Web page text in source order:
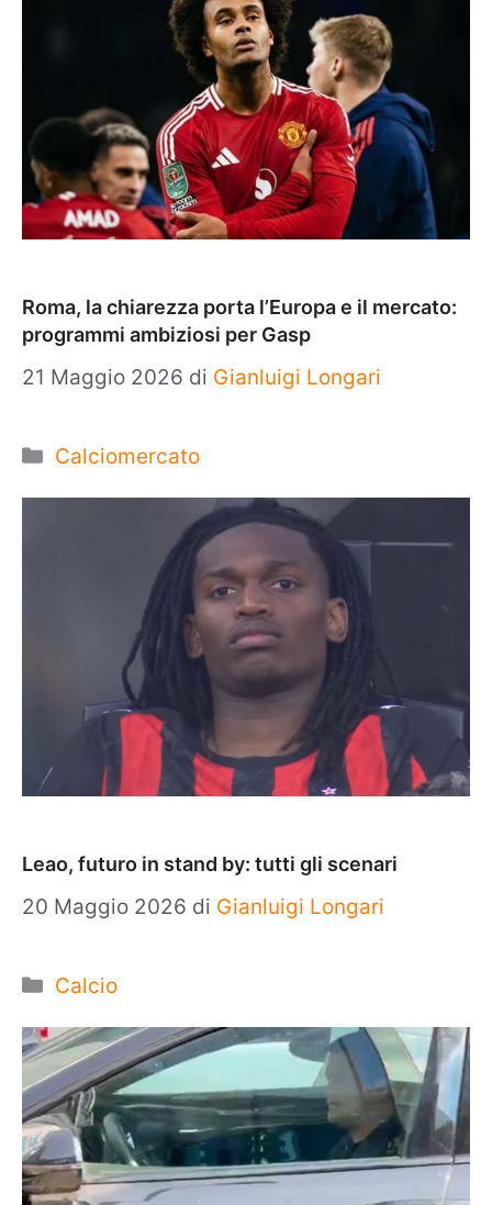
Roma, la chiarezza porta l’Europa e il mercato:
programmi ambiziosi per Gasp
21 Maggio 2026 di Gianluigi Longari
Categorie
Calciomercato
Leao, futuro in stand by: tutti gli scenari
20 Maggio 2026 di Gianluigi Longari
Categorie
Calcio